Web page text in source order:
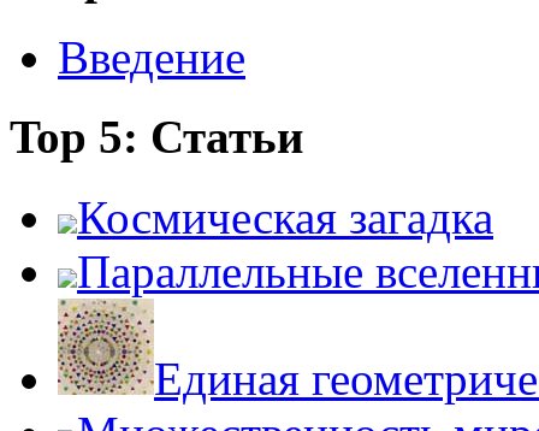
Введение
Top 5: Статьи
Космическая загадка
Параллельные
Единая